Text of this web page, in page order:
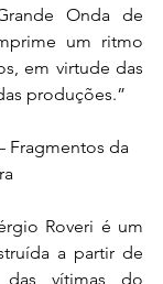
Onda de
um ritmo
em virtude das
produções.”
Fragmentos da
Roveri é um
a partir de
vítimas do